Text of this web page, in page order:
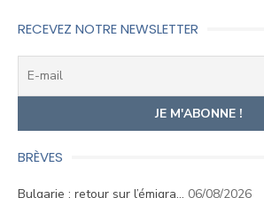
RECEVEZ NOTRE NEWSLETTER
BRÈVES
Bulgarie : retour sur l’émigra… 06/08/2026